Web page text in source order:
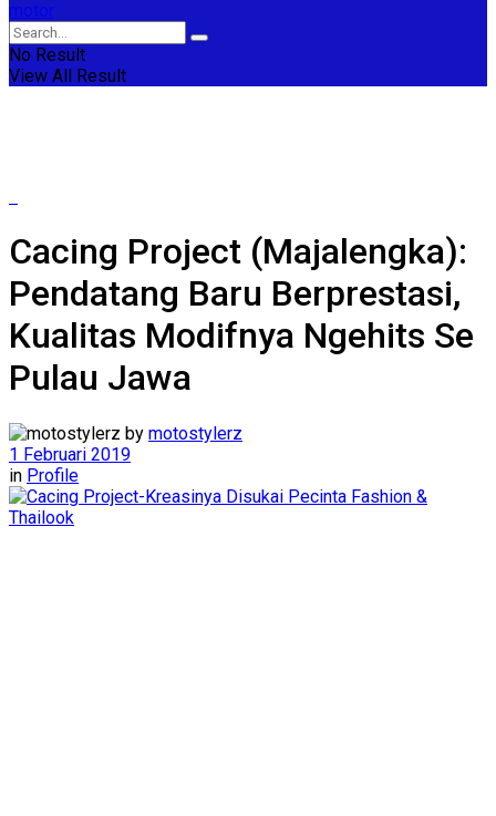
No Result
View All Result
Cacing Project (Majalengka):
Pendatang Baru Berprestasi,
Kualitas Modifnya Ngehits Se
Pulau Jawa
by motostylerz
1 Februari 2019
in Profile